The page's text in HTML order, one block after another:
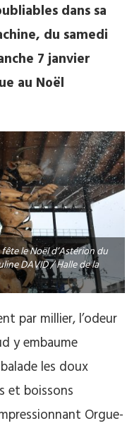
dans sa
du samedi
7 janvier
au Noël
le Noël d’Astérion du
DAVID / Halle de la
par millier, l’odeur
y embaume
les doux
et boissons
Orgue-